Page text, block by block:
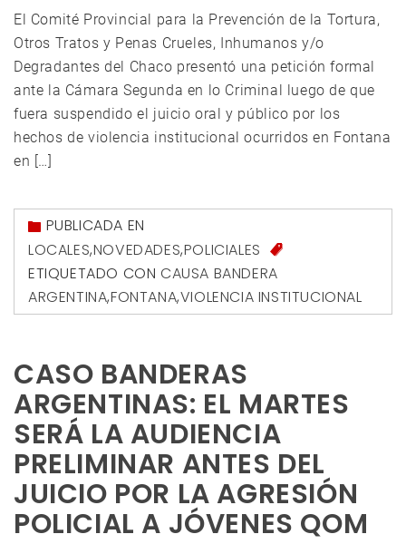
El Comité Provincial para la Prevención de la Tortura,
Otros Tratos y Penas Crueles, Inhumanos y/o
Degradantes del Chaco presentó una petición formal
ante la Cámara Segunda en lo Criminal luego de que
fuera suspendido el juicio oral y público por los
hechos de violencia institucional ocurridos en Fontana
en […]
PUBLICADA EN
LOCALES,NOVEDADES,POLICIALES
ETIQUETADO CON CAUSA BANDERA
ARGENTINA,FONTANA,VIOLENCIA INSTITUCIONAL
CASO BANDERAS
ARGENTINAS: EL MARTES
SERÁ LA AUDIENCIA
PRELIMINAR ANTES DEL
JUICIO POR LA AGRESIÓN
POLICIAL A JÓVENES QOM